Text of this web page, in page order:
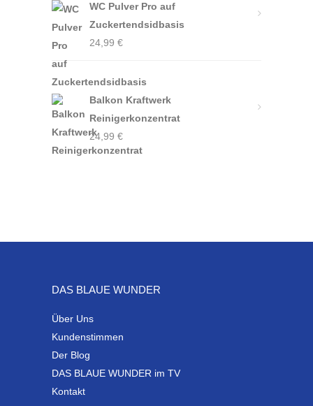
WC Pulver Pro auf
Zuckertendsidbasis
24,99 €
Balkon Kraftwerk
Reinigerkonzentrat
24,99 €
DAS BLAUE WUNDER
Über Uns
Kundenstimmen
Der Blog
DAS BLAUE WUNDER im TV
Kontakt